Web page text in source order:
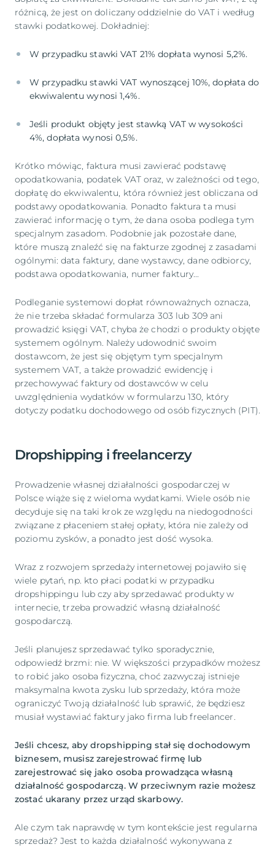
różnicą, że jest on doliczany oddzielnie do VAT i według
stawki podatkowej. Dokładniej:
W przypadku stawki VAT 21% dopłata wynosi 5,2%.
W przypadku stawki VAT wynoszącej 10%, dopłata do
ekwiwalentu wynosi 1,4%.
Jeśli produkt objęty jest stawką VAT w wysokości
4%, dopłata wynosi 0,5%.
Krótko mówiąc, faktura musi zawierać podstawę
opodatkowania, podatek VAT oraz, w zależności od tego,
dopłatę do ekwiwalentu, która również jest obliczana od
podstawy opodatkowania. Ponadto faktura ta musi
zawierać informację o tym, że dana osoba podlega tym
specjalnym zasadom. Podobnie jak pozostałe dane,
które muszą znaleźć się na fakturze zgodnej z zasadami
ogólnymi: data faktury, dane wystawcy, dane odbiorcy,
podstawa opodatkowania, numer faktury...
Podleganie systemowi dopłat równoważnych oznacza,
że nie trzeba składać formularza 303 lub 309 ani
prowadzić księgi VAT, chyba że chodzi o produkty objęte
systemem ogólnym. Należy udowodnić swoim
dostawcom, że jest się objętym tym specjalnym
systemem VAT, a także prowadzić ewidencję i
przechowywać faktury od dostawców w celu
uwzględnienia wydatków w formularzu 130, który
dotyczy podatku dochodowego od osób fizycznych (PIT).
Dropshipping i freelancerzy
Prowadzenie własnej działalności gospodarczej w
Polsce wiąże się z wieloma wydatkami. Wiele osób nie
decyduje się na taki krok ze względu na niedogodności
związane z płaceniem stałej opłaty, która nie zależy od
poziomu zysków, a ponadto jest dość wysoka.
Wraz z rozwojem sprzedaży internetowej pojawiło się
wiele pytań, np. kto płaci podatki w przypadku
dropshippingu lub czy aby sprzedawać produkty w
internecie, trzeba prowadzić własną działalność
gospodarczą.
Jeśli planujesz sprzedawać tylko sporadycznie,
odpowiedź brzmi: nie. W większości przypadków możesz
to robić jako osoba fizyczna, choć zazwyczaj istnieje
maksymalna kwota zysku lub sprzedaży, która może
ograniczyć Twoją działalność lub sprawić, że będziesz
musiał wystawiać faktury jako firma lub freelancer.
Jeśli chcesz, aby dropshipping stał się dochodowym
biznesem, musisz zarejestrować firmę lub
zarejestrować się jako osoba prowadząca własną
działalność gospodarczą. W przeciwnym razie możesz
zostać ukarany przez urząd skarbowy.
Ale czym tak naprawdę w tym kontekście jest regularna
sprzedaż? Jest to każda działalność wykonywana z